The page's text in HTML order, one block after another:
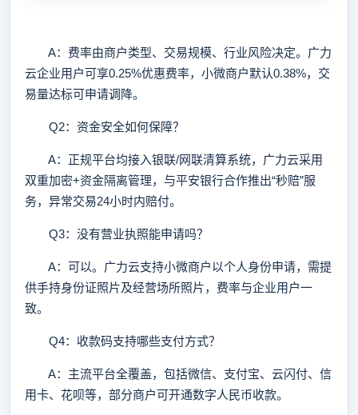
A：费率由商户类型、交易规模、行业风险决定。广力
云企业用户可享0.25%优惠费率，小微商户默认0.38%，交
易量达标可申请调降。
Q2：资金安全如何保障？
A：正规平台均接入银联/网联清算系统，广力云采用
双重加密+资金隔离管理，与平安银行合作推出“秒赔”服
务，异常交易24小时内赔付。
Q3：没有营业执照能申请吗？
A：可以。广力云支持小微商户以个人身份申请，需提
供手持身份证照片及经营场所照片，费率与企业用户一
致。
Q4：收款码支持哪些支付方式？
A：主流平台全覆盖，包括微信、支付宝、云闪付、信
用卡、花呗等，部分商户可开通数字人民币收款。